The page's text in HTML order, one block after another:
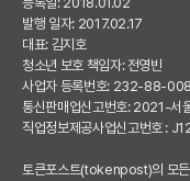
발행 일자: 2017.02.17
대표: 김지호
청소년 보호 책임자: 전영빈
사업자 등록번호: 232-88-
통신판매업신고번호: 2021-서
직업정보제공사업신고번호 :
토큰포스트(tokenpost)의 모든